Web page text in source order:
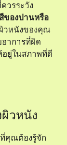
วรระวัง
ของปานหรือ
วหนังของคุณ
าการที่ผิด
ยู่ในสภาพที่ดี
วหนัง
คุณต้องรู้จัก